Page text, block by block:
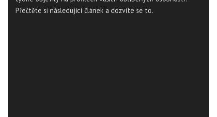
Přečtěte si následující článek a dozvíte se to.